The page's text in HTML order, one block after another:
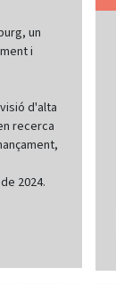
un
i
d'alta
recerca
2024.